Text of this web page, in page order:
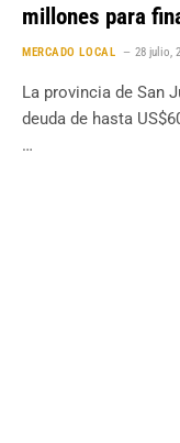
millones para
MERCADO LOCAL 28 julio,
La provincia de San
deuda de hasta
…